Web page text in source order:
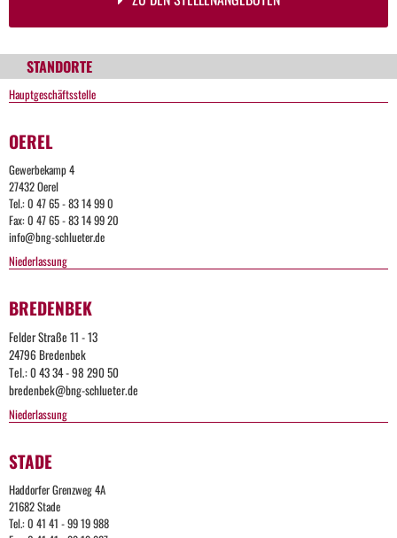
STANDORTE
Hauptgeschäftsstelle
OEREL
Gewerbekamp 4
27432 Oerel
Tel.: 0 47 65 - 83 14 99 0
Fax: 0 47 65 - 83 14 99 20
info@bng-schlueter.de
Niederlassung
BREDENBEK
Felder Straße 11 - 13
24796 Bredenbek
Tel.: 0 43 34 - 98 290 50
bredenbek@bng-schlueter.de
Niederlassung
STADE
Haddorfer Grenzweg 4A
21682 Stade
Tel.: 0 41 41 - 99 19 988